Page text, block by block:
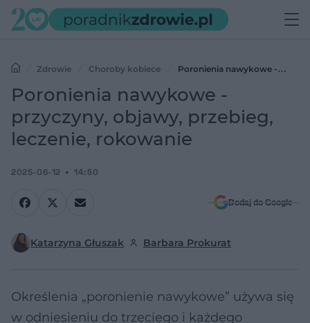
Zdrowie Choroby kobiece
Poronienia nawykowe -
przyczyny, objawy, przebieg, leczenie, rokowanie
Poronienia nawykowe -
przyczyny, objawy, przebieg,
leczenie, rokowanie
2025-06-12 14:50
Dodaj do Google
Katarzyna Głuszak Barbara Prokurat
Określenia „poronienie nawykowe” używa się
w odniesieniu do trzeciego i każdego